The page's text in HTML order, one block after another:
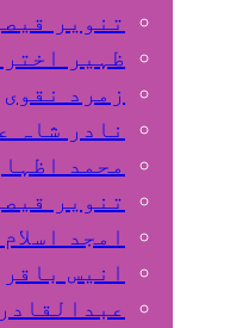
تنویر
ظہیر
زمرد نقوی
نادر شاہ
محمد
تنویر
امجد
انیس باقر